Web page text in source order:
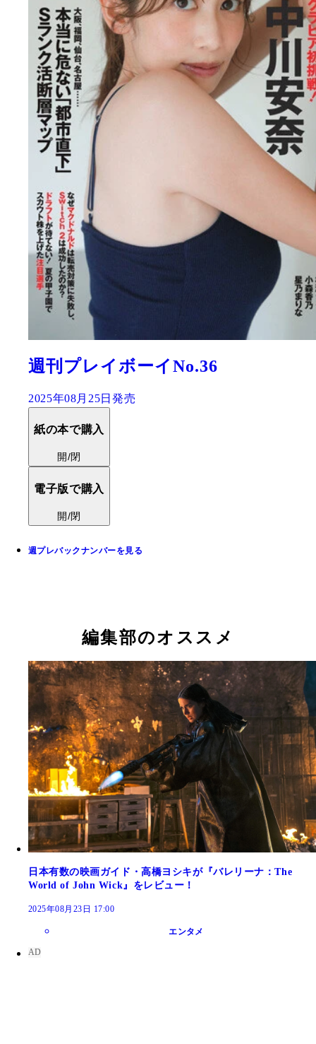
週刊プレイボーイNo.36
2025年08月25日発売
紙の本で購入
開/閉
電子版で購入
開/閉
週プレバックナンバーを見る
編集部のオススメ
日本有数の映画ガイド・高橋ヨシキが『バレリーナ：The
World of John Wick』をレビュー！
2025年08月23日 17:00
エンタメ